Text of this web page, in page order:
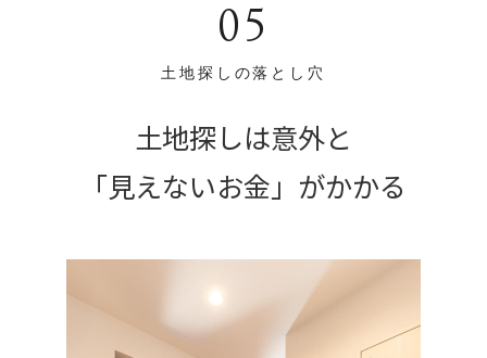
05
土地探しの落とし穴
土地探しは意外と
「見えないお金」がかかる